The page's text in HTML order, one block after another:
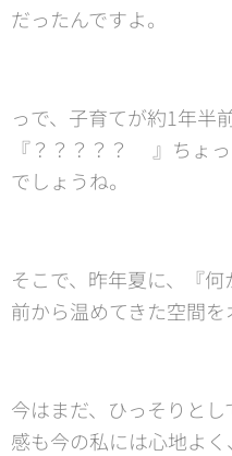
だったんですよ。
っで、子育てが約1年半
『？？？？？🤔』ちょ
でしょうね。
そこで、昨年夏に、『
前から温めてきた空間を
今はまだ、ひっそりと
感も今の私には心地よ